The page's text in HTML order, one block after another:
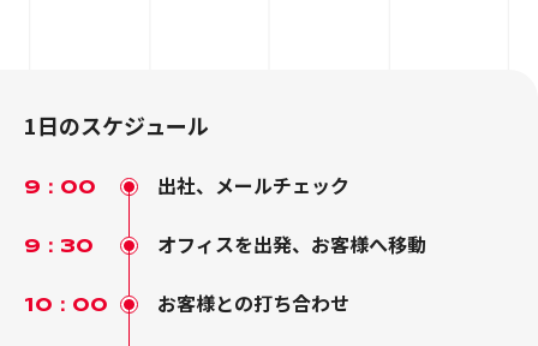
1日のスケジュール
9：00 出社、メールチェック
9：30 オフィスを出発、お客様へ移動
10：00 お客様との打ち合わせ